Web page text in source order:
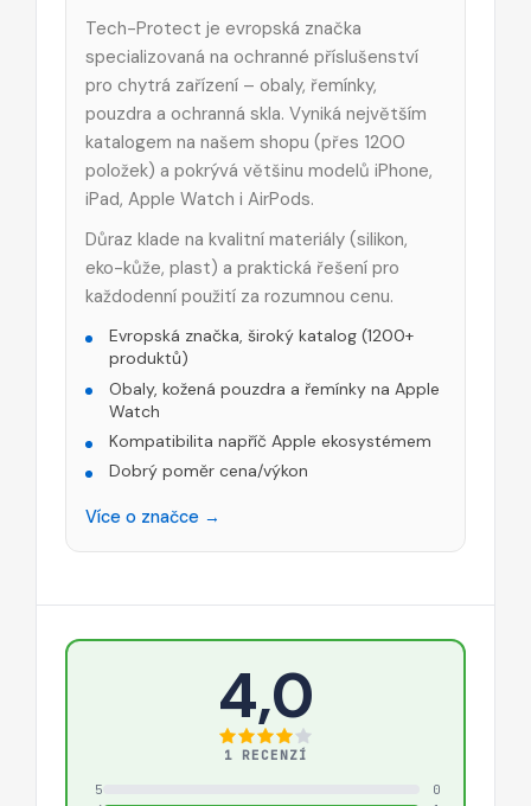
Tech-Protect je evropská značka
specializovaná na ochranné příslušenství
pro chytrá zařízení – obaly, řemínky,
pouzdra a ochranná skla. Vyniká největším
katalogem na našem shopu (přes 1200
položek) a pokrývá většinu modelů iPhone,
iPad, Apple Watch i AirPods.
Důraz klade na kvalitní materiály (silikon,
eko-kůže, plast) a praktická řešení pro
každodenní použití za rozumnou cenu.
Evropská značka, široký katalog (1200+
produktů)
Obaly, kožená pouzdra a řemínky na Apple
Watch
Kompatibilita napříč Apple ekosystémem
Dobrý poměr cena/výkon
Více o značce →
4,0
1 RECENZÍ
5
0